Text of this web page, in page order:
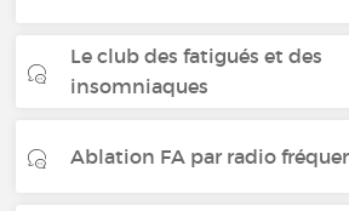
Le club des fatigués et des
insomniaques
Ablation FA par radio